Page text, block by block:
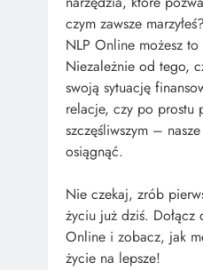
czym zawsze
NLP Online możesz
Niezależnie od tego,
swoją sytuację
relacje, czy po prostu
szczęśliwszym –
osiągnąć.
Nie czekaj, zrób
życiu już dziś. Dołącz
Online i zobacz, jak
życie na lepsze!